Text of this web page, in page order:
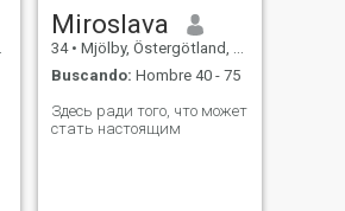
Miroslava
34 • Mjölby, Östergötland, Suecia
Buscando: Hombre 40 - 75
Здесь ради того, что может
стать настоящим